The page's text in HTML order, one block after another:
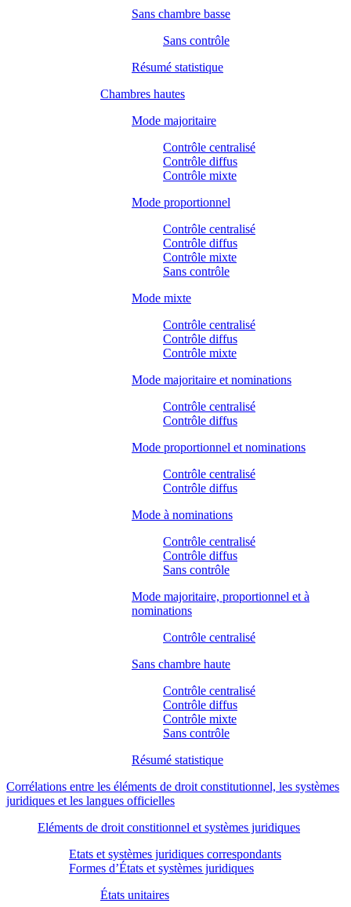
Sans chambre basse
Sans contrôle
Résumé statistique
Chambres hautes
Mode majoritaire
Contrôle centralisé
Contrôle diffus
Contrôle mixte
Mode proportionnel
Contrôle centralisé
Contrôle diffus
Contrôle mixte
Sans contrôle
Mode mixte
Contrôle centralisé
Contrôle diffus
Contrôle mixte
Mode majoritaire et nominations
Contrôle centralisé
Contrôle diffus
Mode proportionnel et nominations
Contrôle centralisé
Contrôle diffus
Mode à nominations
Contrôle centralisé
Contrôle diffus
Sans contrôle
Mode majoritaire, proportionnel et à
nominations
Contrôle centralisé
Sans chambre haute
Contrôle centralisé
Contrôle diffus
Contrôle mixte
Sans contrôle
Résumé statistique
Corrélations entre les éléments de droit constitutionnel, les systèmes
juridiques et les langues officielles
Eléments de droit constitionnel et systèmes juridiques
Etats et systèmes juridiques correspondants
Formes d’États et systèmes juridiques
États unitaires